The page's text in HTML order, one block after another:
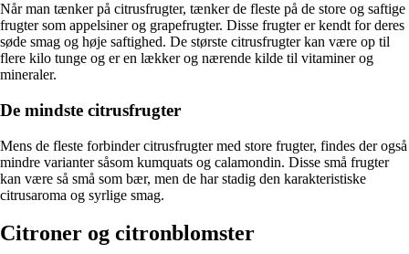
Når man tænker på citrusfrugter, tænker de fleste på de store og saftige
frugter som appelsiner og grapefrugter. Disse frugter er kendt for deres
søde smag og høje saftighed. De største citrusfrugter kan være op til
flere kilo tunge og er en lækker og nærende kilde til vitaminer og
mineraler.
De mindste citrusfrugter
Mens de fleste forbinder citrusfrugter med store frugter, findes der også
mindre varianter såsom kumquats og calamondin. Disse små frugter
kan være så små som bær, men de har stadig den karakteristiske
citrusaroma og syrlige smag.
Citroner og citronblomster